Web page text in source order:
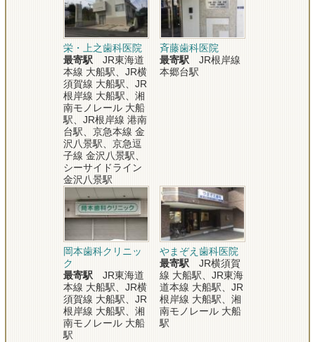
栄・上之歯科医院
最寄駅 JR東海道
本線 大船駅、JR横
須賀線 大船駅、JR
根岸線 大船駅、湘
南モノレール 大船
駅、JR根岸線 港南
台駅、京急本線 金
沢八景駅、京急逗
子線 金沢八景駅、
シーサイドライン
金沢八景駅
斉藤歯科医院
最寄駅 JR根岸線
本郷台駅
岡本歯科クリニッ
ク
最寄駅 JR東海道
本線 大船駅、JR横
須賀線 大船駅、JR
根岸線 大船駅、湘
南モノレール 大船
駅
やまぞえ歯科医院
最寄駅 JR横須賀
線 大船駅、JR東海
道本線 大船駅、JR
根岸線 大船駅、湘
南モノレール 大船
駅